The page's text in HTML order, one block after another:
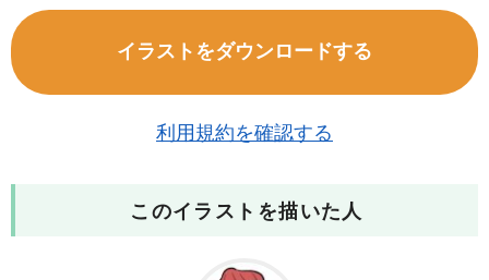
イラストをダウンロードする
利用規約を確認する
このイラストを描いた人